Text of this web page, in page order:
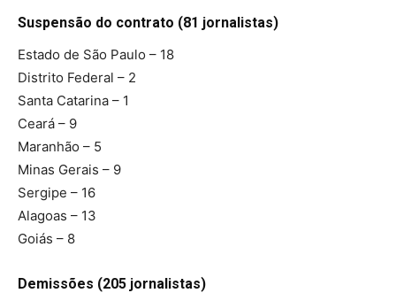
Suspensão do contrato (81 jornalistas)
Estado de São Paulo – 18
Distrito Federal – 2
Santa Catarina – 1
Ceará – 9
Maranhão – 5
Minas Gerais – 9
Sergipe – 16
Alagoas – 13
Goiás – 8
Demissões (205 jornalistas)